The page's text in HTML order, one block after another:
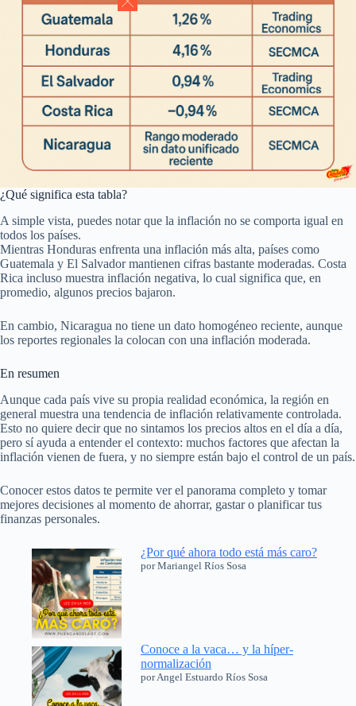
¿Qué significa esta tabla?
A simple vista, puedes notar que la inflación no se comporta igual en
todos los países.
Mientras Honduras enfrenta una inflación más alta, países como
Guatemala y El Salvador mantienen cifras bastante moderadas. Costa
Rica incluso muestra inflación negativa, lo cual significa que, en
promedio, algunos precios bajaron.
En cambio, Nicaragua no tiene un dato homogéneo reciente, aunque
los reportes regionales la colocan con una inflación moderada.
En resumen
Aunque cada país vive su propia realidad económica, la región en
general muestra una tendencia de inflación relativamente controlada.
Esto no quiere decir que no sintamos los precios altos en el día a día,
pero sí ayuda a entender el contexto: muchos factores que afectan la
inflación vienen de fuera, y no siempre están bajo el control de un país.
Conocer estos datos te permite ver el panorama completo y tomar
mejores decisiones al momento de ahorrar, gastar o planificar tus
finanzas personales.
¿Por qué ahora todo está más caro?
por Mariangel Ríos Sosa
Conoce a la vaca… y la híper-
normalización
por Angel Estuardo Ríos Sosa